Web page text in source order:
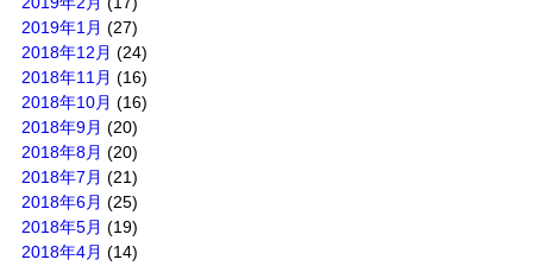
2019年1月 (27)
2018年12月 (24)
2018年11月 (16)
2018年10月 (16)
2018年9月 (20)
2018年8月 (20)
2018年7月 (21)
2018年6月 (25)
2018年5月 (19)
2018年4月 (14)